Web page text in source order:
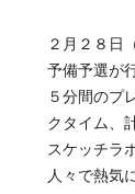
２月２８日
予備予選が
５分間のプ
クタイム、
スケッチラ
人々で熱気